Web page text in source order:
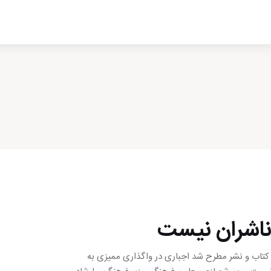
نیست
کتاب و نشر مطرح شد اجباری در واگذاری ممیزی به